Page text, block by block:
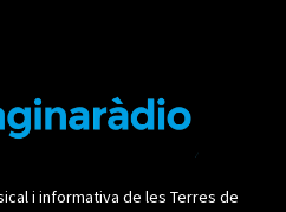
i informativa de les Terres de